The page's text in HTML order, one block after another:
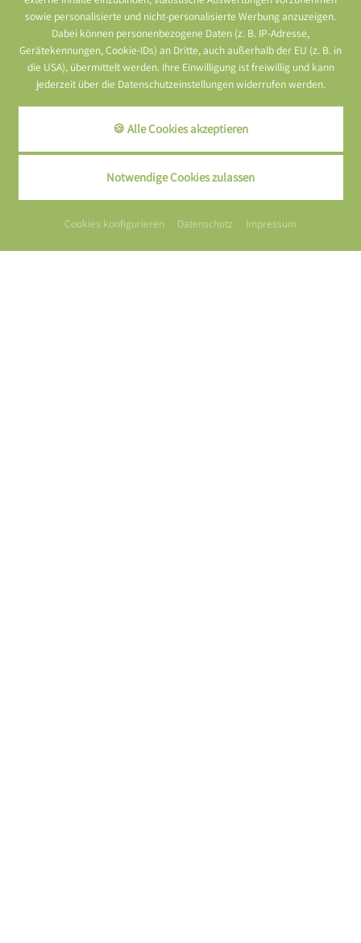
sowie personalisierte und nicht-personalisierte Werbung anzuzeigen.
Dabei können personenbezogene Daten (z. B. IP-Adresse,
Gerätekennungen, Cookie-IDs) an Dritte, auch außerhalb der EU (z. B. in
die USA), übermittelt werden. Ihre Einwilligung ist freiwillig und kann
jederzeit über die Datenschutzeinstellungen widerrufen werden.
🍪 Alle Cookies akzeptieren
Notwendige Cookies zulassen
Cookies konfigurieren Datenschutz Impressum
ZIMMER & ANGEBOTE
4*S Wellnesshotel Grüner Baum
Wellness & Golf im Schwarzwald
****S Waldhotel Grüner Baum GmbH